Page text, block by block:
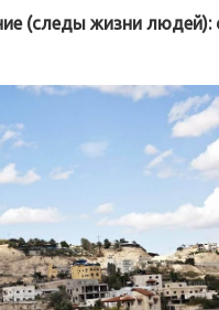
(следы жизни людей):